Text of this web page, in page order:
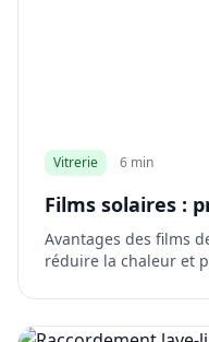
Vitrerie 6 min
Films solaires :
Avantages des films
réduire la chaleur et